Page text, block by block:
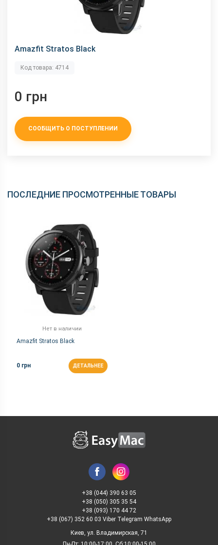
Amazfit Stratos Black
Код товара: 4714
0 грн
СООБЩИТЬ О ПОСТУПЛЕНИИ
ПОСЛЕДНИЕ ПРОСМОТРЕННЫЕ ТОВАРЫ
Нет в наличии
Amazfit Stratos Black
0 грн ДЕТАЛЬНЕЕ
+38 (044) 390 63 05
+38 (050) 305 35 54
+38 (093) 170 44 72
+38 (067) 352 60 03 Viber Telegram WhatsApp
Киев, ул. Владимирская, 71